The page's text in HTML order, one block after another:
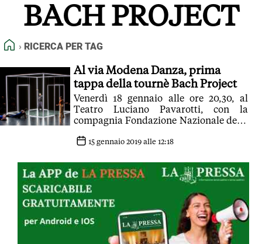
FEED RSS
NORMATIVE DEONTOLOGICHE
TERMINI e CONDIZIONI
BACH PROJECT
HOME
RICERCA PER TAG
Al via Modena Danza, prima
tappa della tournè Bach Project
Venerdì 18 gennaio alle ore 20,30, al
Teatro Luciano Pavarotti, con la
compagnia Fondazione Nazionale della
15 gennaio 2019 alle 12:18